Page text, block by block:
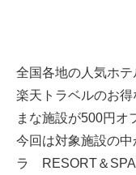
全国各地の人気ホテ
楽天トラベルのお
まな施設が500円オ
今回は対象施設の
ラ RESORT＆SPA